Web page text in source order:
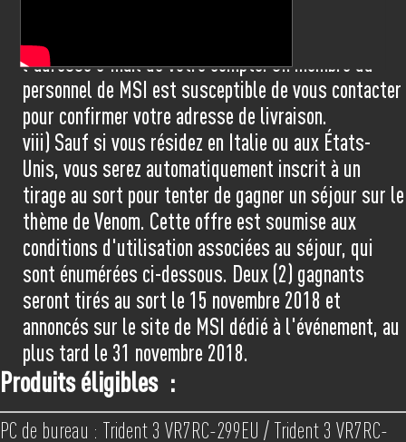
l'adresse e-mail de votre compte. Un membre du
personnel de MSI est susceptible de vous contacter
pour confirmer votre adresse de livraison.
viii) Sauf si vous résidez en Italie ou aux États-
Unis, vous serez automatiquement inscrit à un
tirage au sort pour tenter de gagner un séjour sur le
thème de Venom. Cette offre est soumise aux
conditions d'utilisation associées au séjour, qui
sont énumérées ci-dessous. Deux (2) gagnants
seront tirés au sort le 15 novembre 2018 et
annoncés sur le site de MSI dédié à l'événement, au
plus tard le 31 novembre 2018.
Produits éligibles :
PC de bureau : Trident 3 VR7RC-299EU / Trident 3 VR7RC-